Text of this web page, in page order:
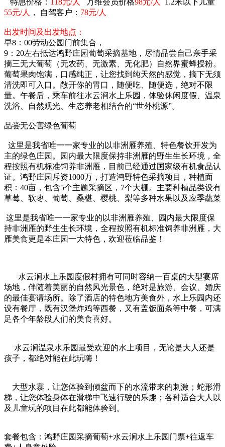
55元/人
， 自驾客户： 78元/人
出发时间及出发地点：
早8：00劳动公园门前集合，
9：20左右抵达鸿野庄园葡萄采摘基地，尽情品尝自己亲手采
摘三无大葡萄（无农药、无激素、无化肥）自然界蜜蜂授粉。
葡萄果肉饱满，口感纯正，让您找到纯天然的感觉，摘下无须
清洗即可入口。敞开你的胃口，随便吃、随便选，绝对不限
量。午餐后，乘车前往水云涧水上乐园，体验休闲度假、温泉
洗浴、自然观光、生态养老相结合的“世外桃源”。
品尝无公害绿色葡萄
这里是我省唯一一家专业的以非洲雁养殖、特色餐饮开发为
主的绿色庄园。园内最大限度保持非洲雁的野生生长环境，全
程按照有机标准饲养非洲雁，目前已经通过国家级有机食品认
证。鸿野庄园斥资1000万，打造鸿野特色采摘项目，种植面
积：40亩，包含5个主题采摘区，7个大棚。主要种植品类设有
草莓、软枣、葡萄、桑椹、樱桃、梨等多种水果以及应季蔬菜
这里是我省唯一一家专业的以非洲雁养殖、园内最大限度保
持非洲雁的野生生长环境，全程按照有机标准饲养非洲雁，大
雁美食更是本庄园一大特色，欢迎莅临品鉴！
水云涧水上乐园度假村拥有可同时容纳一百桌的大型宴席
场地，伴随着美丽的自然风光景色，绝对是旅游、会议、婚庆
的最佳宴请场所。除了酒店的特色地方美食外，水上乐园内还
设有餐厅，既有汉堡炸鸡等西餐，又有盖饭面条等中餐，可满
足各个年龄段人们的美食喜好。
水云涧温泉水乐园最受欢迎的水上项目，无论是大人还是
孩子，都绝对能在此玩嗨！
大型水寨，让您体验到倾盆而下的水流带来的刺激；蛇形滑
梯，让您体验身体在滑梯中飞速行驶的乐趣；各种适合大人以
及儿童玩的项目在此都能体验到。
套餐包含：鸿野庄园采摘葡萄+水云涧水上乐园门票+往返车